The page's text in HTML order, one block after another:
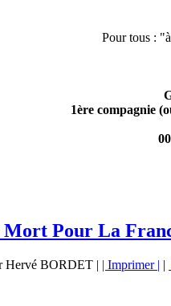
Pour tous :
1ère compagnie
Pour La
Hervé BORDET | | Imprimer | |